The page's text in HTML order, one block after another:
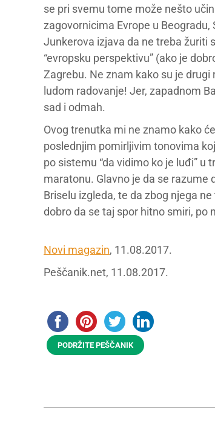
se pri svemu tome može nešto
zagovornicima Evrope u
Junkerova izjava da ne treba žuriti
“evropsku perspektivu” (ako je
Zagrebu. Ne znam kako su je
ludom radovanje! Jer, zapadnom
sad i odmah.
Ovog trenutka mi ne znamo kako
poslednjim pomirljivim tonovima
po sistemu “da vidimo ko je luđi”
maratonu. Glavno je da se razume
Briselu izgleda, te da zbog njega
dobro da se taj spor hitno smiri, po
Novi magazin, 11.08.2017.
Peščanik.net, 11.08.2017.
PODRŽITE PEŠČANIK